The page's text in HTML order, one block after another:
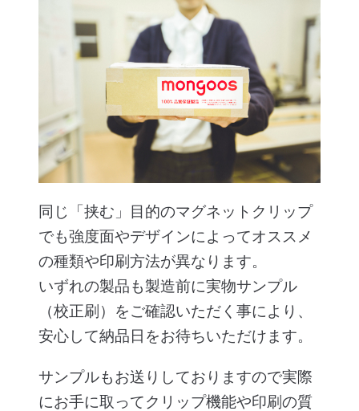
同じ「挟む」目的のマグネットクリップ
でも強度面やデザインによってオススメ
の種類や印刷方法が異なります。
いずれの製品も製造前に実物サンプル
（校正刷）をご確認いただく事により、
安心して納品日をお待ちいただけます。
サンプルもお送りしておりますので実際
にお手に取ってクリップ機能や印刷の質